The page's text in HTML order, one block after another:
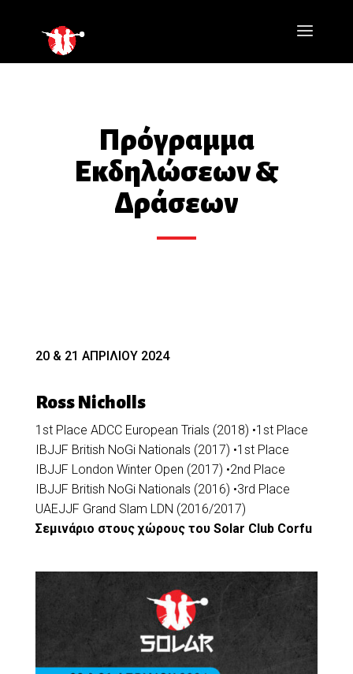
Πρόγραμμα
Εκδηλώσεων &
Δράσεων
20 & 21 ΑΠΡΙΛΙΟΥ 2024
Ross Nicholls
1st Place ADCC European Trials (2018) •1st Place
IBJJF British NoGi Nationals (2017) •1st Place
IBJJF London Winter Open (2017) •2nd Place
IBJJF British NoGi Nationals (2016) •3rd Place
UAEJJF Grand Slam LDN (2016/2017)
Σεμινάριο στους χώρους του Solar Club Corfu